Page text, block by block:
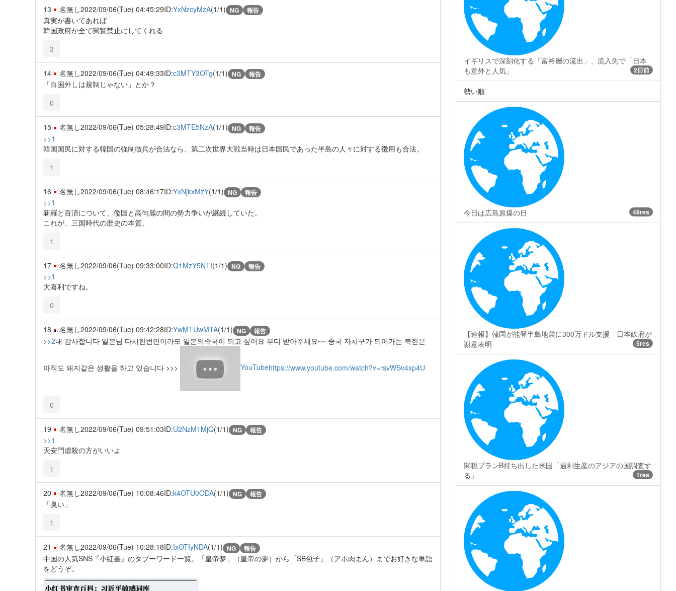
13 名無し2022/09/06(Tue) 04:45:29ID:YxNzcyMzA(1/1) NG 報告
真実が書いてあれば
韓国政府か全て閲覧禁止にしてくれる
3
14 名無し2022/09/06(Tue) 04:49:33ID:c3MTY3OTg(1/1) NG 報告
「白国外しは規制じゃない」とか？
0
15 名無し2022/09/06(Tue) 05:28:49ID:c3MTE5NzA(1/1) NG 報告
>>1
韓国国民に対する韓国の強制徴兵が合法なら、第二次世界大戦当時は日本国民であった半島の人々に対する徴用も合法。
1
16 名無し2022/09/06(Tue) 08:46:17ID:YxNjkxMzY(1/1) NG 報告
>>1
新羅と百済について、倭国と高句麗の間の勢力争いが継続していた。
これが、三国時代の歴史の本質。
1
17 名無し2022/09/06(Tue) 09:33:00ID:Q1MzY5NTI(1/1) NG 報告
>>1
大喜利ですね。
0
18 名無し2022/09/06(Tue) 09:42:28ID:YwMTUwMTA(1/1) NG 報告
>>2내 감사합니다 일본님 다시한번만이라도 일본의속국이 되고 싶어요 부디 받아주세요~~ 중국 자치구가 되어가는 북한은
아직도 돼지같은 생활을 하고 있습니다 >>> YouTubehttps://www.youtube.com/watch?v=rsvWSv4xp4U
0
19 名無し2022/09/06(Tue) 09:51:03ID:U2NzM1MjQ(1/1) NG 報告
>>1
天安門虐殺の方がいいよ
1
20 名無し2022/09/06(Tue) 10:08:46ID:k4OTU0ODA(1/1) NG 報告
「臭い」
1
21 名無し2022/09/06(Tue) 10:28:18ID:IxOTIyNDA(1/1) NG 報告
中国の人気SNS『小紅書』のタブーワード一覧。「皇帝梦」（皇帝の夢）から「SB包子」（アホ肉まん）までお好きな単語
をどうぞ。
イギリスで深刻化する「富裕層の流出」、流入先で「日本
も意外と人気」
2日前
勢い順
今日は広島原爆の日 48res
【速報】韓国が能登半島地震に300万ドル支援 日本政府が
謝意表明
5res
関税プランB持ち出した米国「過剰生産のアジアの国調査す
る」
1res